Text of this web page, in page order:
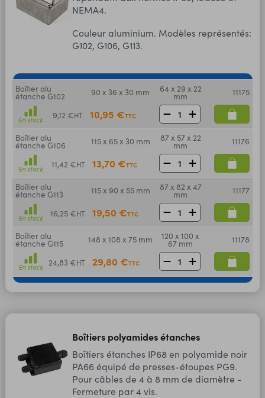
NEMA4.
Couleur aluminium. Modèles représentés:
G102, G106, G113.
Boîtier alu
étanche G102 90 x 36 x 30 mm 64 x 29 x 22
mm 11175
En stock 9,12 €HT 10,95 €TTC
Boîtier alu
étanche G106 115 x 65 x 30 mm 87 x 57 x 22
mm 11176
En stock 11,42 €HT 13,70 €TTC
Boîtier alu
étanche G113 115 x 90 x 55 mm 87 x 82 x 47
mm 11177
En stock 16,25 €HT 19,50 €TTC
Boîtier alu
étanche G115 148 x 108 x 75 mm 120 x 100 x
67 mm 11178
En stock 24,83 €HT 29,80 €TTC
Boîtiers polyamides étanches
Boîtiers étanches IP68 en polyamide noir
PA66 équipé de presses-étoupes PG9.
Pour câbles de 4 à 8 mm de diamètre -
Fermeture par 4 vis.